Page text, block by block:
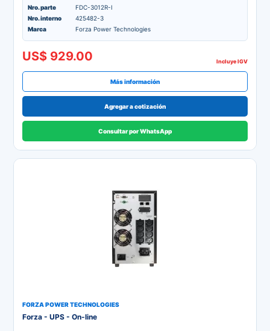
Nro. parte
FDC-3012R-I
Nro. interno
425482-3
Marca
Forza Power Technologies
US$ 929.00 Incluye IGV
Más información
Agregar a cotización
Consultar por WhatsApp
FORZA POWER TECHNOLOGIES
Forza - UPS - On-line